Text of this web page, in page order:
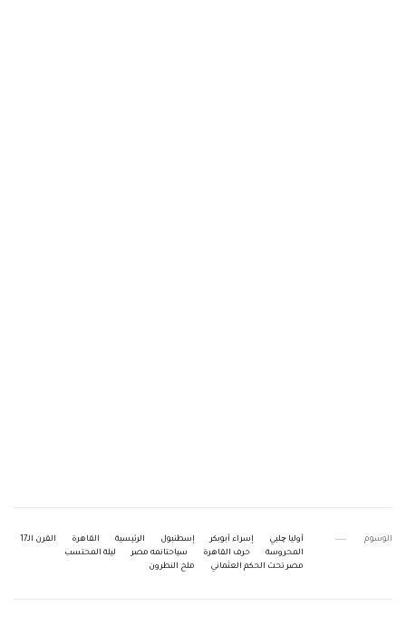
الوسوم أوليا چلبي إسراء أبوبكر إسطنبول الرئيسية القاهرة
القرن الـ17
المحروسة
حرف القاهرة سياحتانمه مصر
ليلة المحتسب
مصر تحت الحكم العثماني
ملح النطرون